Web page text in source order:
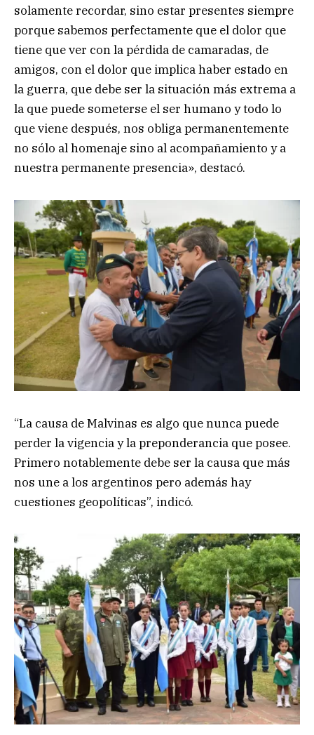
solamente recordar, sino estar presentes siempre
porque sabemos perfectamente que el dolor que
tiene que ver con la pérdida de camaradas, de
amigos, con el dolor que implica haber estado en
la guerra, que debe ser la situación más extrema a
la que puede someterse el ser humano y todo lo
que viene después, nos obliga permanentemente
no sólo al homenaje sino al acompañamiento y a
nuestra permanente presencia», destacó.
“La causa de Malvinas es algo que nunca puede
perder la vigencia y la preponderancia que posee.
Primero notablemente debe ser la causa que más
nos une a los argentinos pero además hay
cuestiones geopolíticas”, indicó.